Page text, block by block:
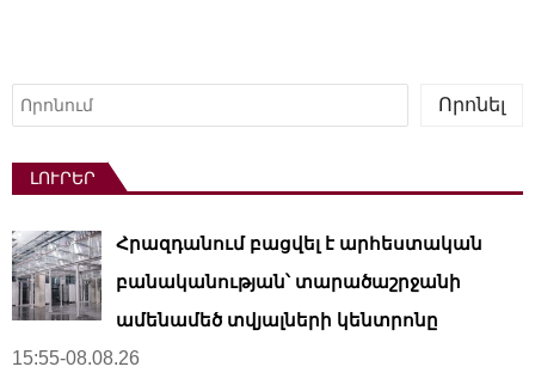
Որոնել
Որոնել
ԼՈՒՐԵՐ
Հրազդանում բացվել է արհեստական ​​
բանականության՝ տարածաշրջանի
ամենամեծ տվյալների կենտրոնը
15:55-08.08.26